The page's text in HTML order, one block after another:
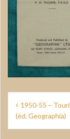
Navigation
de
l’article
1950-55 –
(éd. Geographia)